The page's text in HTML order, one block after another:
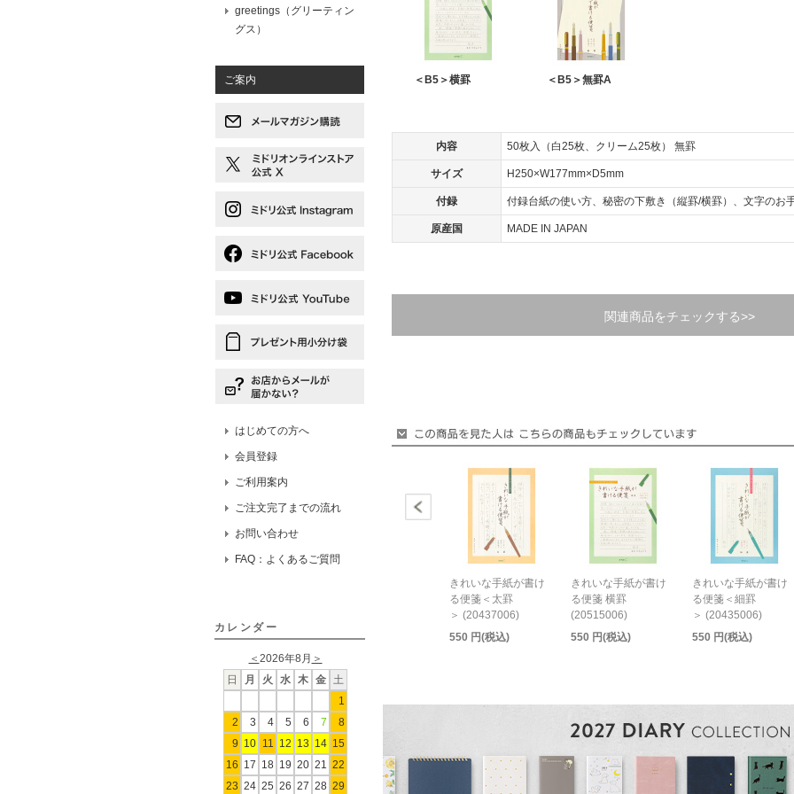
greetings（グリーティン
グス）
ご案内
はじめての方へ
会員登録
ご利用案内
ご注文完了までの流れ
お問い合わせ
FAQ：よくあるご質問
カレンダー
＜ 2026年8月 ＞
日
月 火 水 木 金
土
1
2
3 4 5 6 7
8
9 10 11 12 13 14 15
16 17 18 19 20 21
22
23 24 25 26 27 28 29
＜B5＞横罫 ＜B5＞無罫A
内容 50枚入（白25枚、クリーム25枚） 無罫
サイズ H250×W177mm×D5mm
付録 付録台紙の使い方、秘密の下敷き（縦罫/横罫）、文字のお
原産国 MADE IN JAPAN
関連商品をチェックする>>
きれいな手紙が書け
る便箋＜太罫
＞ (20437006)
550 円(税込)
きれいな手紙が書け
る便箋 横罫
(20515006)
550 円(税込)
きれいな手紙が書け
る便箋＜細罫
＞ (20435006)
550 円(税込)